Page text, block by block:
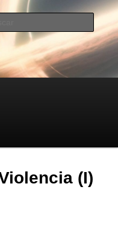
Personalidad
Buscar
(I)